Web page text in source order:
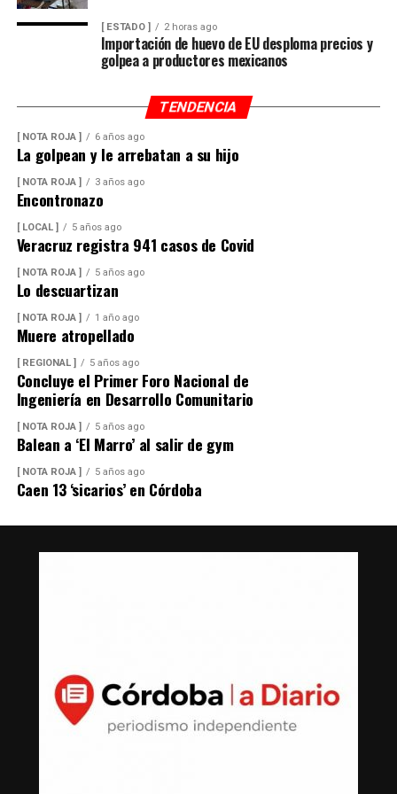
[ ESTADO ] 2 horas ago
Importación de huevo de EU desploma precios y
golpea a productores mexicanos
TENDENCIA
[ NOTA ROJA ] 6 años ago
La golpean y le arrebatan a su hijo
[ NOTA ROJA ] 3 años ago
Encontronazo
[ LOCAL ] 5 años ago
Veracruz registra 941 casos de Covid
[ NOTA ROJA ] 5 años ago
Lo descuartizan
[ NOTA ROJA ] 1 año ago
Muere atropellado
[ REGIONAL ] 5 años ago
Concluye el Primer Foro Nacional de
Ingeniería en Desarrollo Comunitario
[ NOTA ROJA ] 5 años ago
Balean a ‘El Marro’ al salir de gym
[ NOTA ROJA ] 5 años ago
Caen 13 ‘sicarios’ en Córdoba